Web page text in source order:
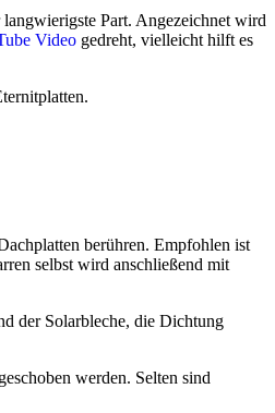
Part. Angezeichnet wird
Video gedreht, vielleicht hilft es
berühren. Empfohlen ist
selbst wird anschließend mit
der Solarbleche, die Dichtung
werden. Selten sind